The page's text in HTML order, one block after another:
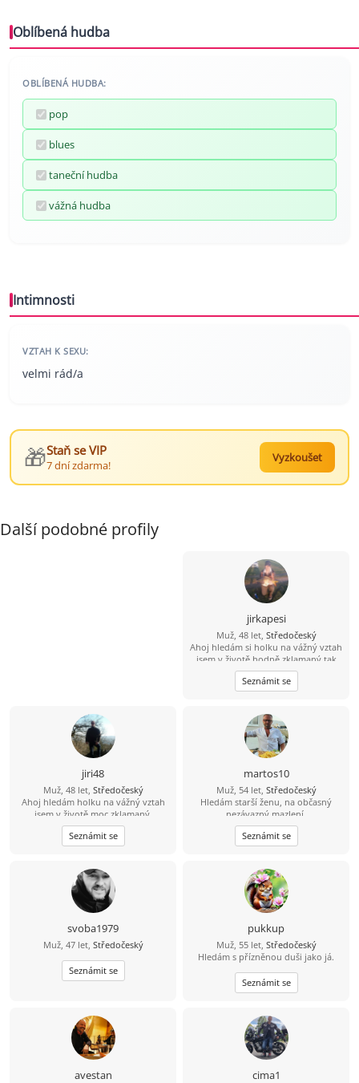
Oblíbená hudba
OBLÍBENÁ HUDBA:
pop
blues
taneční hudba
vážná hudba
Intimnosti
VZTAH K SEXU:
velmi rád/a
🎁Staň se VIP
7 dní zdarma!
Vyzkoušet
Další podobné profily
jirkapesi
Muž, 48 let, Středočeský
Ahoj hledám si holku na vážný vztah
jsem v životě hodně zklamaný tak
doufám že si zde holku najdu.
Pokud se budu líbit nějaké holce tak
tady je moje číslo 704 124183 můžete
Seznámit se
jiri48
Muž, 48 let, Středočeský
Ahoj hledám holku na vážný vztah
jsem v životě moc zklamaný.
Seznámit se
martos10
Muž, 54 let, Středočeský
Hledám starší ženu, na občasný
nezávazný mazlení.
Seznámit se
svoba1979
Muž, 47 let, Středočeský
Seznámit se
pukkup
Muž, 55 let, Středočeský
Hledám s přízněnou duši jako já.
Seznámit se
avestan cima1